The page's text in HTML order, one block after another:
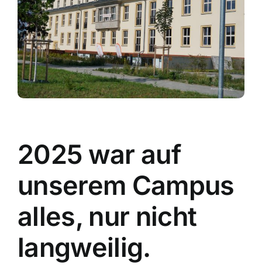
2025 war auf
unserem Campus
alles, nur nicht
langweilig.